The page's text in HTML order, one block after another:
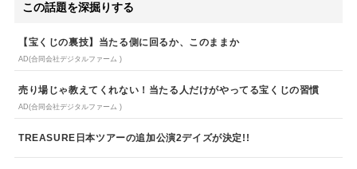
この話題を深掘りする
【宝くじの裏技】当たる側に回るか、このままか
AD(合同会社デジタルファーム )
売り場じゃ教えてくれない！当たる人だけがやってる宝くじの習慣
AD(合同会社デジタルファーム )
TREASURE日本ツアーの追加公演2デイズが決定!!